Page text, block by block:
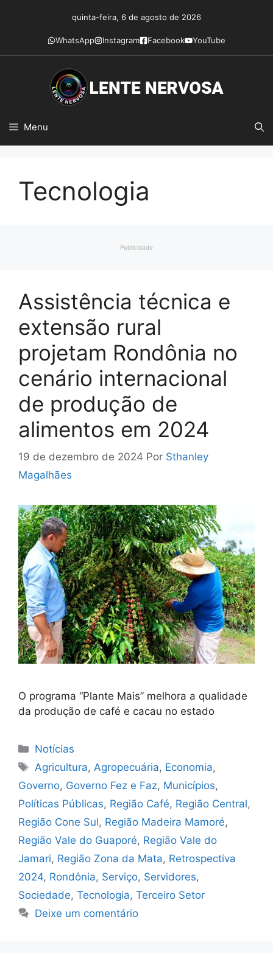
conteúdo
quinta-feira, 6 de agosto de 2026
WhatsApp Instagram Facebook YouTube
Menu
Tecnologia
Publicidade
Assistência técnica e
extensão rural
projetam Rondônia no
cenário internacional
de produção de
alimentos em 2024
19 de dezembro de 2024 Por Sthanley
Magalhães
O programa “Plante Mais” melhora a qualidade
da produção de café e cacau no estado
Categorias
Notícias
Tags
Agricultura,Agropecuária, Economia,
Governo, Governo Fez e Faz, Municípios,
Políticas Públicas, Região Café, Região Central,
Região Cone Sul, Região Madeira Mamoré,
Região Vale do Guaporé, Região Vale do
Jamari, Região Zona da Mata, Retrospectiva
2024, Rondônia, Serviço, Servidores,
Sociedade, Tecnologia, Terceiro Setor
Deixe um comentário